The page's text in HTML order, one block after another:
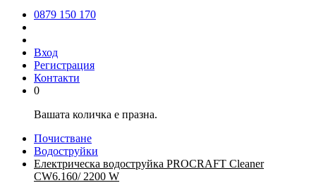
0879 150 170
Вход
Регистрация
Контакти
0
Вашата количка е празна.
Почистване
Водоструйки
Електрическа водоструйка PROCRAFT Cleaner
CW6.160/ 2200 W